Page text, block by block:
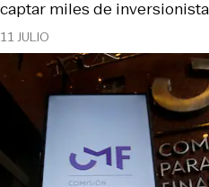
11 JULIO
captar miles de